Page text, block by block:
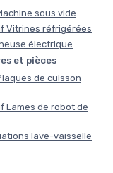
sous vide
Vitrines réfrigérées
électrique
et pièces
de cuisson
Lames de robot de
lave-vaisselle